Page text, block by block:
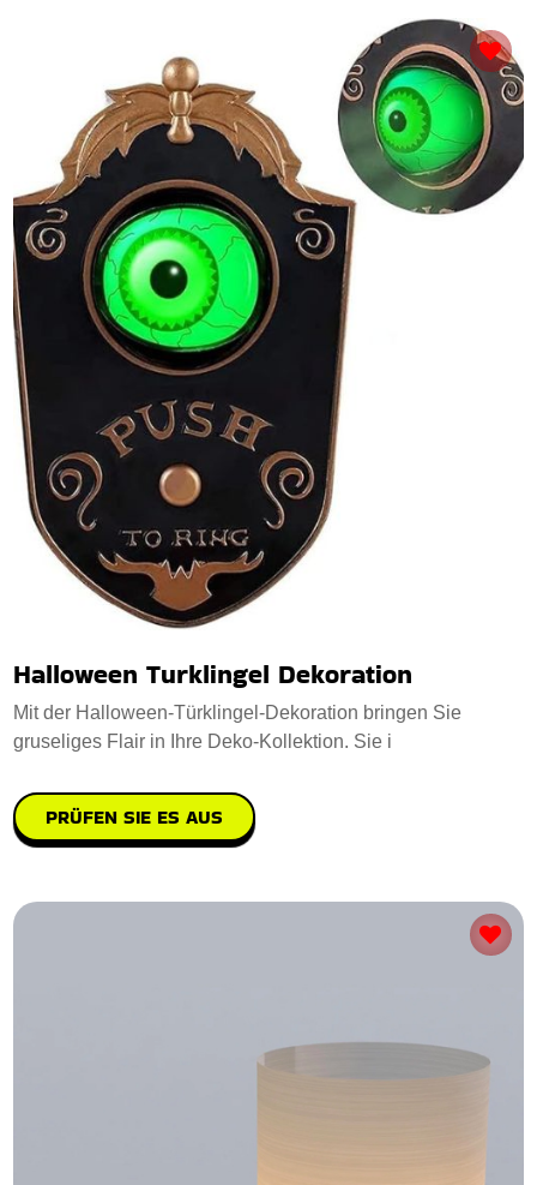
Halloween Turklingel Dekoration
Mit der Halloween-Türklingel-Dekoration bringen Sie
gruseliges Flair in Ihre Deko-Kollektion. Sie i
PRÜFEN SIE ES AUS